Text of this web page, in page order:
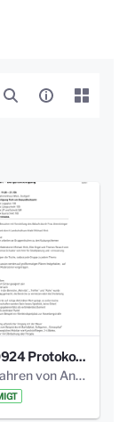
20140924 Protokoll Park am Gesundheitsamt 03.pdf
vor 5 Jahren von Anni Schlumberger